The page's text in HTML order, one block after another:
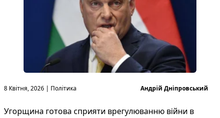
8 Квітня, 2026 | Політика
Опубліковано
Андрій Дніпровський
Угорщина готова сприяти врегулюванню війни в